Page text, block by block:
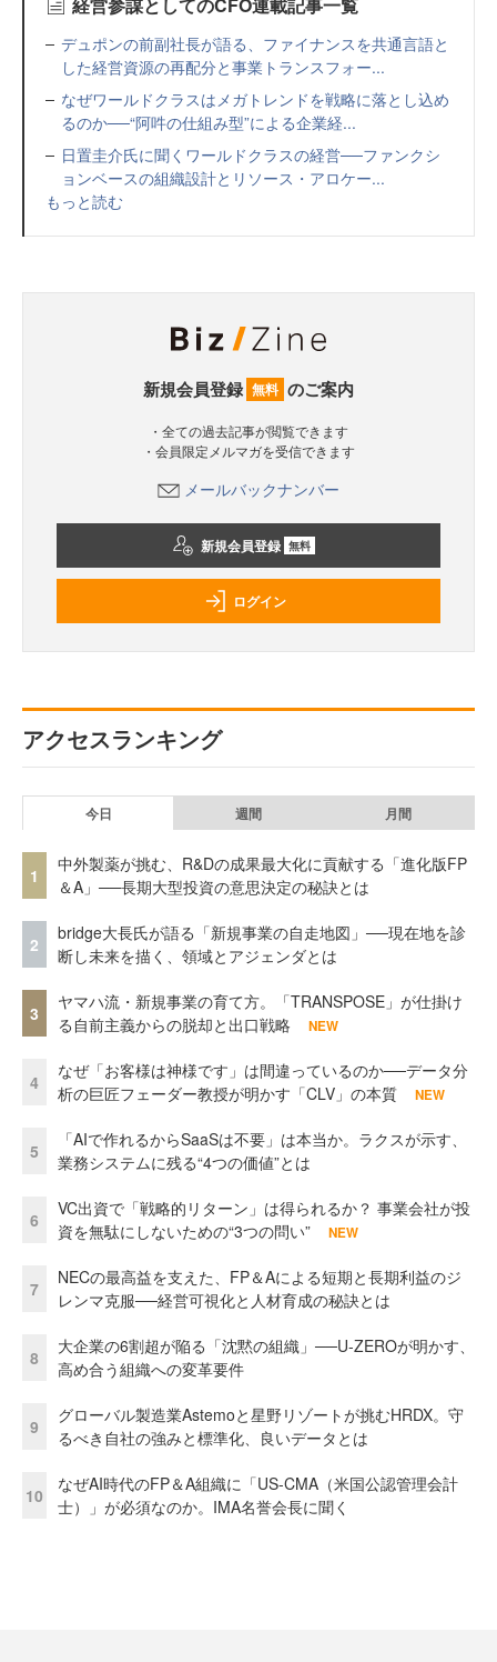
経営参謀としてのCFO連載記事一覧
デュポンの前副社長が語る、ファイナンスを共通言語と
した経営資源の再配分と事業トランスフォー...
なぜワールドクラスはメガトレンドを戦略に落とし込め
るのか──“阿吽の仕組み型”による企業経...
日置圭介氏に聞くワールドクラスの経営──ファンクシ
ョンベースの組織設計とリソース・アロケー...
もっと読む
新規会員登録 無料 のご案内
・全ての過去記事が閲覧できます
・会員限定メルマガを受信できます
メールバックナンバー
新規会員登録 無料
ログイン
アクセスランキング
今日 週間 月間
1
中外製薬が挑む、R&Dの成果最大化に貢献する「進化版FP
＆A」──長期大型投資の意思決定の秘訣とは
2
bridge大長氏が語る「新規事業の自走地図」──現在地を診
断し未来を描く、領域とアジェンダとは
3
ヤマハ流・新規事業の育て方。「TRANSPOSE」が仕掛け
る自前主義からの脱却と出口戦略
NEW
4
なぜ「お客様は神様です」は間違っているのか──データ分
析の巨匠フェーダー教授が明かす「CLV」の本質
NEW
5
「AIで作れるからSaaSは不要」は本当か。ラクスが示す、
業務システムに残る“4つの価値”とは
6
VC出資で「戦略的リターン」は得られるか？ 事業会社が投
資を無駄にしないための“3つの問い”
NEW
7
NECの最高益を支えた、FP＆Aによる短期と長期利益のジ
レンマ克服──経営可視化と人材育成の秘訣とは
8
大企業の6割超が陥る「沈黙の組織」──U-ZEROが明かす、
高め合う組織への変革要件
9
グローバル製造業Astemoと星野リゾートが挑むHRDX。守
るべき自社の強みと標準化、良いデータとは
10
なぜAI時代のFP＆A組織に「US-CMA（米国公認管理会計
士）」が必須なのか。IMA名誉会長に聞く